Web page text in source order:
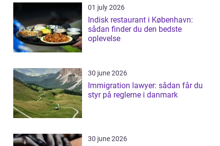
01 july 2026
Indisk restaurant i København:
sådan finder du den bedste
oplevelse
30 june 2026
Immigration lawyer: sådan får du
styr på reglerne i danmark
30 june 2026